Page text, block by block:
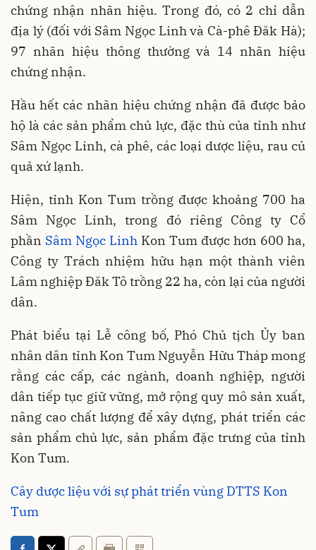
chứng nhận nhãn hiệu. Trong đó, có 2 chỉ dẫn
địa lý (đối với Sâm Ngọc Linh và Cà-phê Đăk Hà);
97 nhãn hiệu thông thường và 14 nhãn hiệu
chứng nhận.
Hầu hết các nhãn hiệu chứng nhận đã được bảo
hộ là các sản phẩm chủ lực, đặc thù của tỉnh như
Sâm Ngọc Linh, cà phê, các loại dược liệu, rau củ
quả xứ lạnh.
Hiện, tỉnh Kon Tum trồng được khoảng 700 ha
Sâm Ngọc Linh, trong đó riêng Công ty Cổ
phần Sâm Ngọc Linh Kon Tum được hơn 600 ha,
Công ty Trách nhiệm hữu hạn một thành viên
Lâm nghiệp Đăk Tô trồng 22 ha, còn lại của người
dân.
Phát biểu tại Lễ công bố, Phó Chủ tịch Ủy ban
nhân dân tỉnh Kon Tum Nguyễn Hữu Tháp mong
rằng các cấp, các ngành, doanh nghiệp, người
dân tiếp tục giữ vững, mở rộng quy mô sản xuất,
nâng cao chất lượng để xây dựng, phát triển các
sản phẩm chủ lực, sản phẩm đặc trưng của tỉnh
Kon Tum.
Cây dược liệu với sự phát triển vùng DTTS Kon
Tum